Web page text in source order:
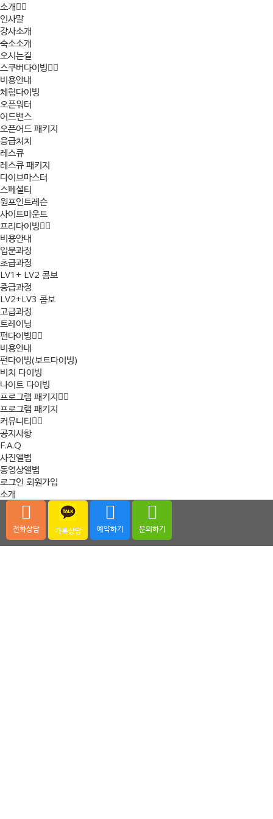
소개
인사말
강사소개
숙소소개
오시는길
스쿠버다이빙
비용안내
체험다이빙
오픈워터
어드밴스
오픈어드 패키지
응급처치
레스큐
레스큐 패키지
다이브마스터
스페셜티
원포인트레슨
사이트마운트
프리다이빙
비용안내
입문과정
초급과정
LV1+ LV2 콤보
중급과정
LV2+LV3 콤보
고급과정
트레이닝
펀다이빙
비용안내
펀다이빙(보트다이빙)
비치 다이빙
나이트 다이빙
프로그램 패키지
프로그램 패키지
커뮤니티
공지사항
F.A.Q
사진앨범
동영상앨범
로그인 회원가입
전화상담 카톡상담 예약하기 문의하기
소개